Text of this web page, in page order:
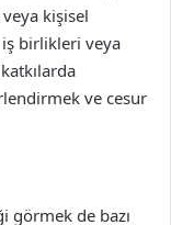
kişisel
iş birlikleri veya
ve cesur
görmek de bazı